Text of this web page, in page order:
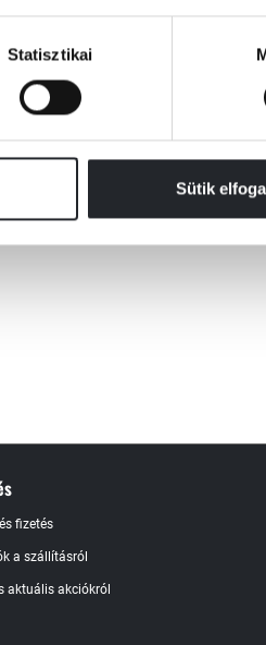
Statisztikai
Sütik
fizetés
a szállításról
aktuális akciókról